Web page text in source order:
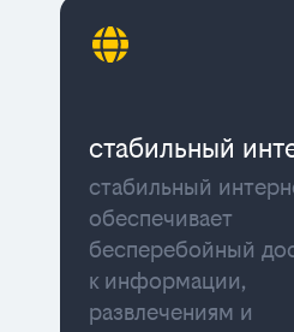
стабильный
стабильный
обеспечивает
бесперебойный
к информации,
развлечениям и